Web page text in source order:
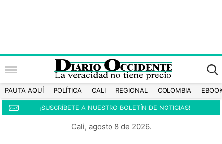
PAUTA AQUÍ POLÍTICA CALI REGIONAL COLOMBIA
¡SUSCRÍBETE A NUESTRO BOLETÍN DE NOTICIAS!
Cali, agosto 8 de 2026.